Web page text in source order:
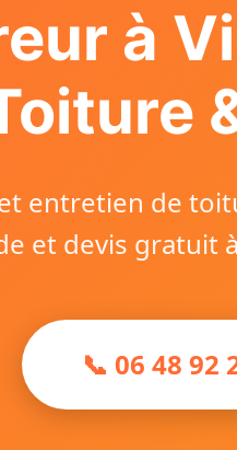
à
entretien de
et devis gratuit
📞 06 48 92